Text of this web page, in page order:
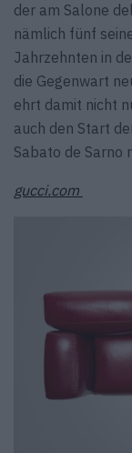
der am Salone
nämlich fünf
Jahrzehnten in
die Gegenwart
ehrt damit nicht
auch den Start
Sabato de Sarno
gucci.com